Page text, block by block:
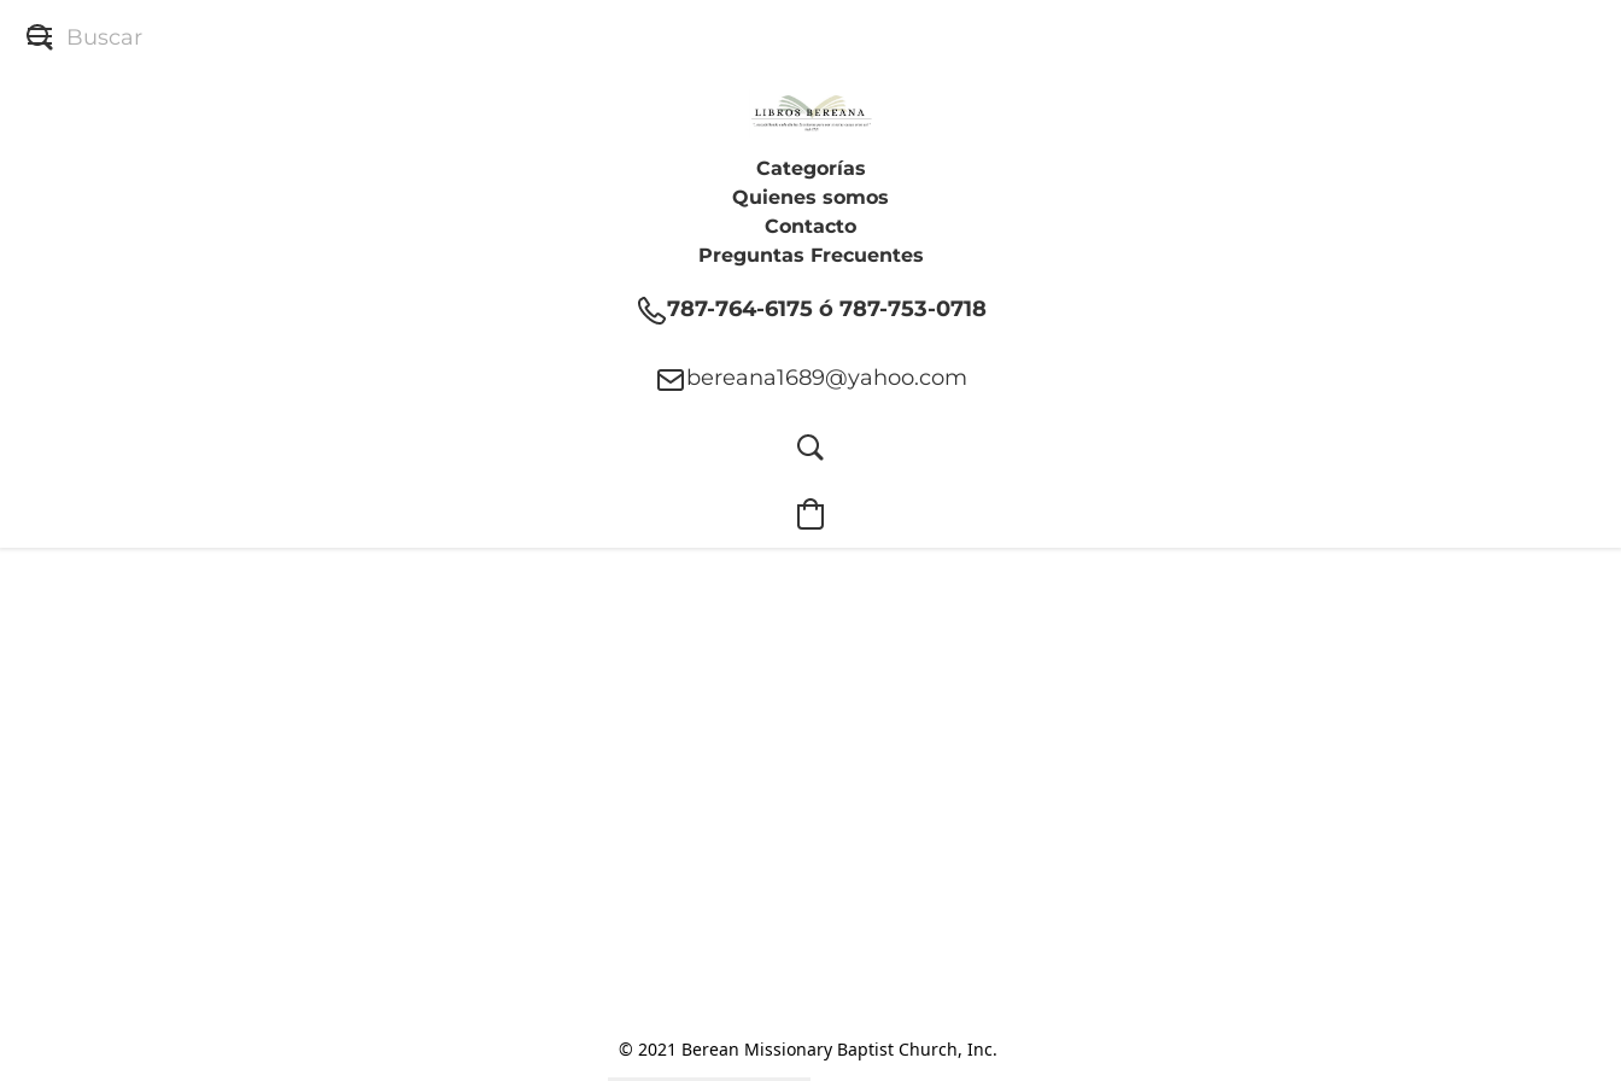
Categorías
Quienes somos
Contacto
Preguntas Frecuentes
787-764-6175 ó 787-753-0718
bereana1689@yahoo.com
© 2021 Berean Missionary Baptist Church, Inc.